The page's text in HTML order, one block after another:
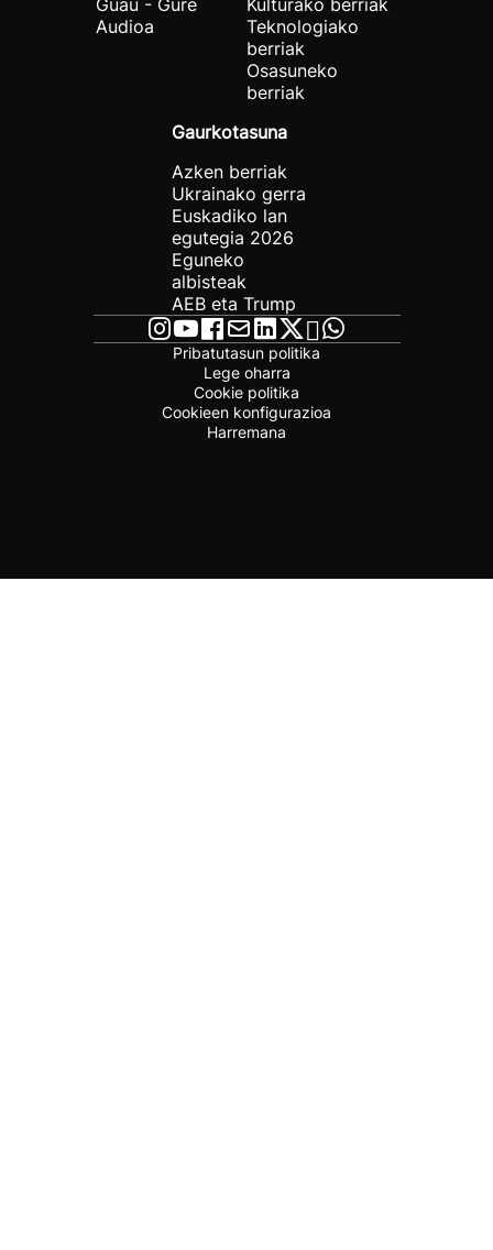
Guau - Gure
Audioa
Kulturako berriak
Teknologiako
berriak
Osasuneko
berriak
Gaurkotasuna
Azken berriak
Ukrainako gerra
Euskadiko lan
egutegia 2026
Eguneko
albisteak
AEB eta Trump
Pribatutasun politika
Lege oharra
Cookie politika
Cookieen konfigurazioa
Harremana